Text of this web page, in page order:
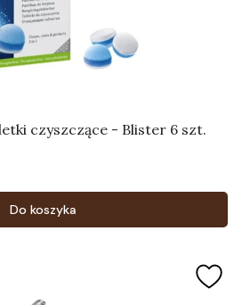
czyszczące - Blister 6 szt.
Do koszyka